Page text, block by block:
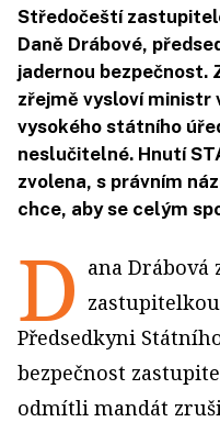
Středočeští
Daně Drábové,
jadernou bezpečnost.
zřejmě vysloví ministr
vysokého státního
neslučitelné. Hnutí
zvolena, s právním
chce, aby se celým
D ana Drábová
zastupitelkou
Předsedkyni
bezpečnost
odmítli mandát